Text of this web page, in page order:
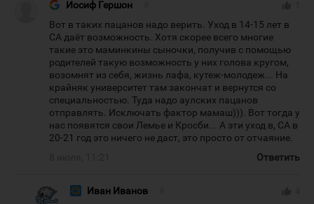
Иосиф Гершон
Вот в таких пацанов надо верить. Уход в 14-15 лет в
СА даёт возможность. Хотя скорее всего многие
такие это маминкины сыночки, получив с помощью
родителей такую возможность у них голова кругом,
возомнят из себя, жизнь лафа, кутеж-молодеж... На
крайняк университет там закончат и вернутся со
специальностью. Туда надо аулских пацанов
отправлять. Исключать фактор мамаш))). Вот тогда у
нас появятся свои Лемье и Кросби... А эти уход в, СА в
20-21 год это ничего не даст, это просто от отчаяние.
Ответить
Иван Иванов